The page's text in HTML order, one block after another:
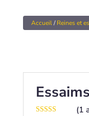
Accueil/Reines et
(1